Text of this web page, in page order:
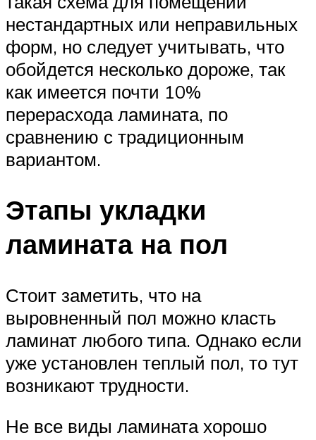
нестандартных или неправильных
форм, но следует учитывать, что
обойдется несколько дороже, так
как имеется почти 10%
перерасхода ламината, по
сравнению с традиционным
вариантом.
Этапы укладки
ламината на пол
Стоит заметить, что на
выровненный пол можно класть
ламинат любого типа. Однако если
уже установлен теплый пол, то тут
возникают трудности.
Не все виды ламината хорошо